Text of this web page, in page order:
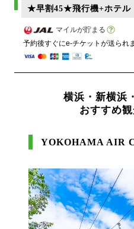
★早割45★飛行機+ホテル
マイルが貯まる
予約後すぐにe-チケットが送られ
横浜・新横浜
おすすめ
YOKOHAMA AIR